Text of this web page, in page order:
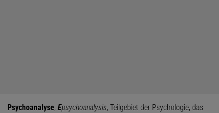
Psychoanalyse, Epsychoanalysis, Teilgebiet der Psychologie, das